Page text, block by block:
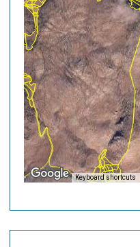
Keyboard shortcuts